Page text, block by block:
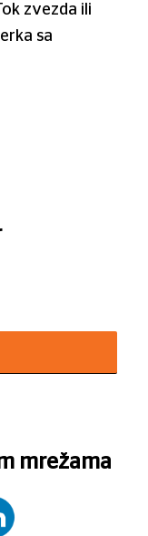
zvezda ili
sa
mrežama